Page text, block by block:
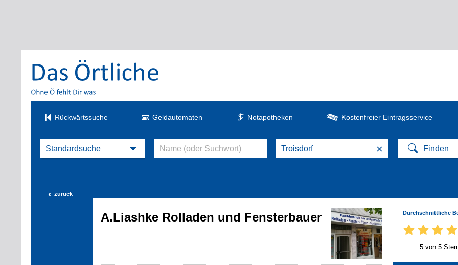
Rückwärtssuche Geldautomaten Notapotheken Kostenfreier Eintragsservice
×
‹ zurück
A.Liashke Rolladen und Fensterbauer Durchschnittliche
5 von 5